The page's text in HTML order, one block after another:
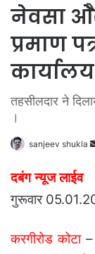
नेवसा
प्रमाण
कार्यालय
तहसीलदार ने
।
sanjeev shukla
दबंग न्यूज लाईव
गुरूवार
करगीरोड कोटा–